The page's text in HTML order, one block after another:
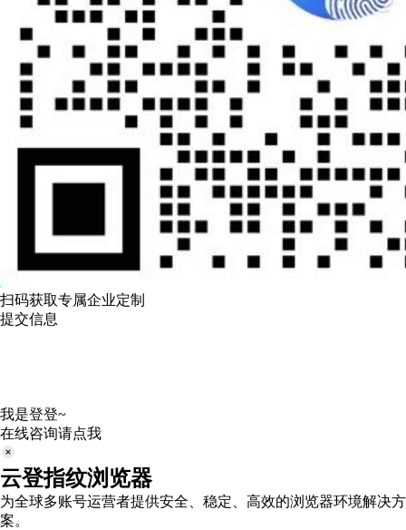
扫码获取专属企业定制
提交信息
我是登登~
在线咨询请点我
云登指纹浏览器
为全球多账号运营者提供安全、稳定、高效的浏览器环境解决方
案。